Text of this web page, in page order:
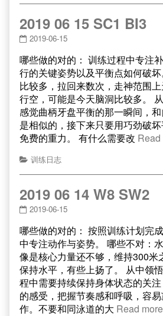
2019 06 15 SC1 BI3
2019-06-15
哪些做的对的： 训练过程中专注
行的关键姿势以及平衡点如何破
比较多，拉回来数次，走神范围
行空，可能是今天脑洞比较多。
感觉曲柄牙盘平衡的那一瞬间，
是相似的，接下来只要用巧劲破
免费的重力。 有什么需要改
训练日志
2019 06 14 W8 SW2
2019-06-15
哪些做的对的： 按照训练计划完
中专注动作与姿势。 哪些不对：
像是核心力量还不够，维持300米
保持水平，有些上扬了。 从中领
程中需要持续保持身体状态的关
的感受，把握节奏感和呼吸，容
作。不要和同泳道的大 Read more